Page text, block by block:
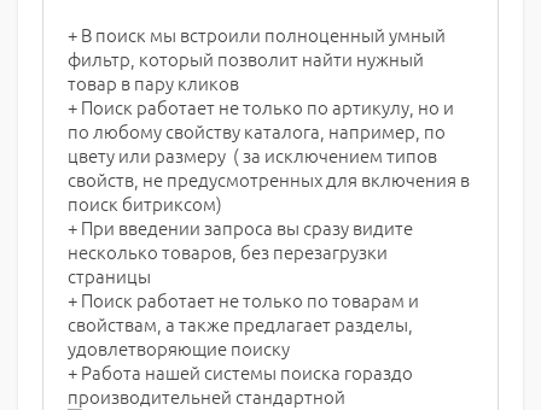
+ В поиск мы встроили полноценный умный
фильтр, который позволит найти нужный
товар в пару кликов
+ Поиск работает не только по артикулу, но и
по любому свойству каталога, например, по
цвету или размеру ( за исключением типов
свойств, не предусмотренных для включения в
поиск битриксом)
+ При введении запроса вы сразу видите
несколько товаров, без перезагрузки
страницы
+ Поиск работает не только по товарам и
свойствам, а также предлагает разделы,
удовлетворяющие поиску
+ Работа нашей системы поиска гораздо
производительней стандартной